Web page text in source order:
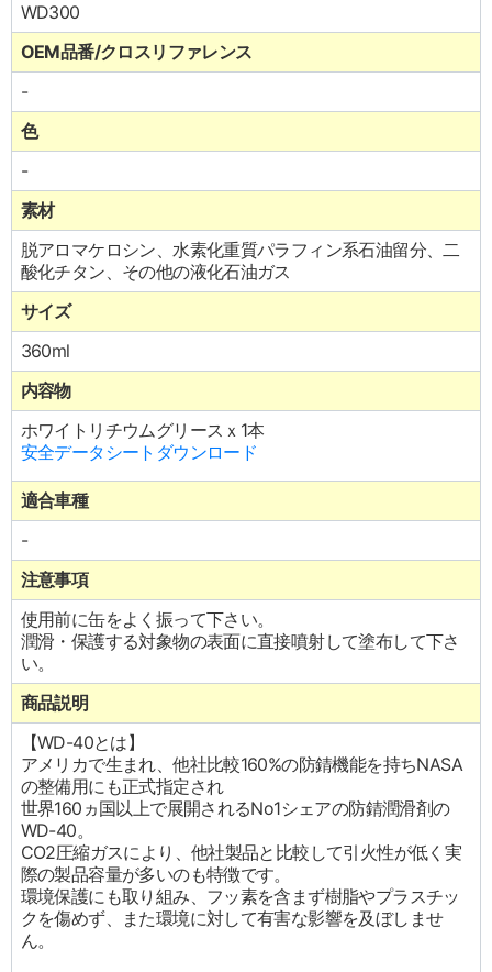
WD300
OEM品番/クロスリファレンス
-
色
-
素材
脱アロマケロシン、水素化重質パラフィン系石油留分、二
酸化チタン、その他の液化石油ガス
サイズ
360ml
内容物
ホワイトリチウムグリースｘ1本
安全データシートダウンロード
適合車種
-
注意事項
使用前に缶をよく振って下さい。
潤滑・保護する対象物の表面に直接噴射して塗布して下さ
い。
商品説明
【WD-40とは】
アメリカで生まれ、他社比較160%の防錆機能を持ちNASA
の整備用にも正式指定され
世界160ヵ国以上で展開されるNo1シェアの防錆潤滑剤の
WD-40。
CO2圧縮ガスにより、他社製品と比較して引火性が低く実
際の製品容量が多いのも特徴です。
環境保護にも取り組み、フッ素を含まず樹脂やプラスチッ
クを傷めず、また環境に対して有害な影響を及ぼしませ
ん。